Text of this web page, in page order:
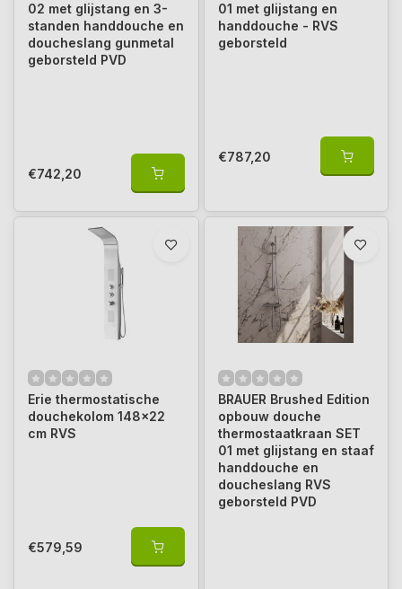
02 met glijstang en 3-
standen handdouche en
doucheslang gunmetal
geborsteld PVD
€742,20
01 met glijstang en
handdouche - RVS
geborsteld
€787,20
Erie thermostatische
douchekolom 148x22
cm RVS
€579,59
BRAUER Brushed Edition
opbouw douche
thermostaatkraan SET
01 met glijstang en staaf
handdouche en
doucheslang RVS
geborsteld PVD